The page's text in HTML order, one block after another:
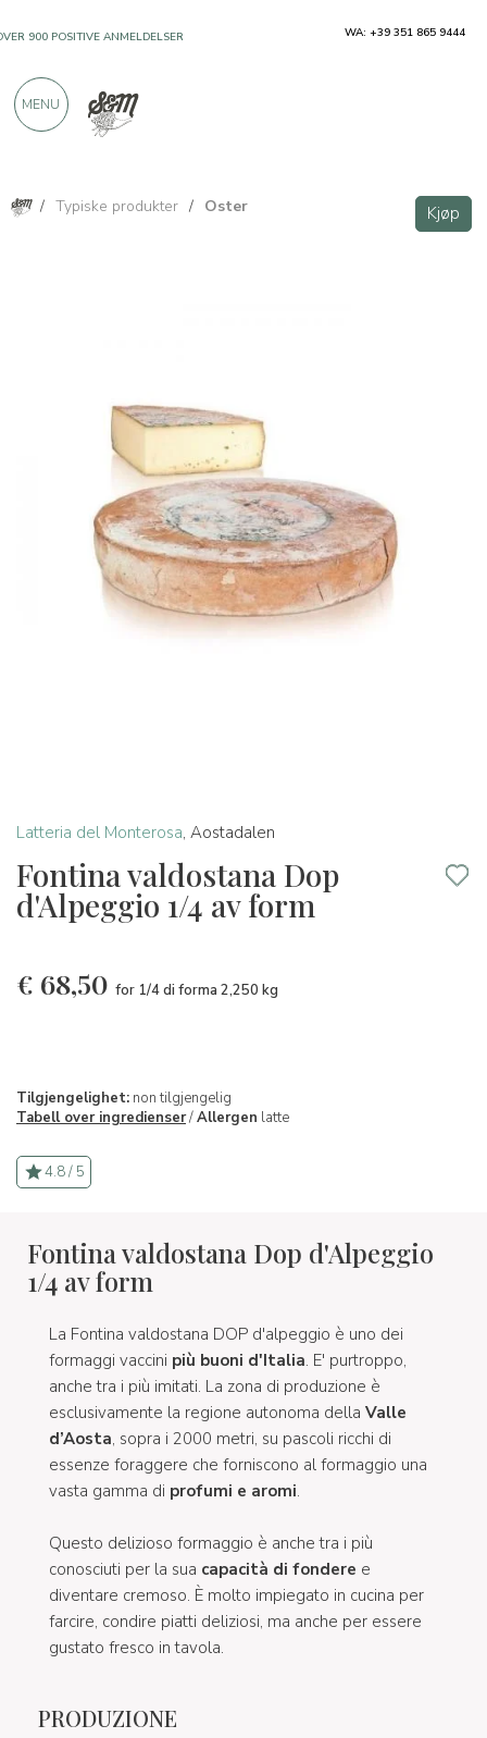
/ Typiske produkter / Oster Kjøp
Latteria del Monterosa, Aostadalen
Fontina valdostana Dop
d'Alpeggio 1/4 av form
€ 68,50 for 1/4 di forma 2,250 kg
Tilgjengelighet: non tilgjengelig
Tabell over ingredienser/Allergen latte
4.8 / 5
Fontina valdostana Dop d'Alpeggio
1/4 av form
La Fontina valdostana DOP d'alpeggio è uno dei
formaggi vaccini più buoni d'Italia. E' purtroppo,
anche tra i più imitati. La zona di produzione è
esclusivamente la regione autonoma della Valle
d’Aosta, sopra i 2000 metri, su pascoli ricchi di
essenze foraggere che forniscono al formaggio una
vasta gamma di profumi e aromi.
Questo delizioso formaggio è anche tra i più
conosciuti per la sua capacità di fondere e
diventare cremoso. È molto impiegato in cucina per
farcire, condire piatti deliziosi, ma anche per essere
gustato fresco in tavola.
PRODUZIONE
900 POSITIVE ANMELDELSER WA: +39 351 865 9444
MENU